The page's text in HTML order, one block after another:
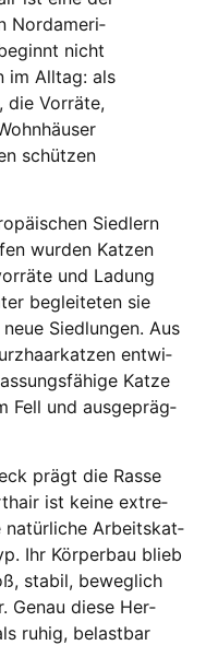
Nord­ame­ri­
nicht
im All­tag: als
die Vor­rä­te,
schüt­zen
Sied­lern
wur­den Kat­zen
und Ladung
beglei­te­ten sie
Sied­lun­gen. Aus
ent­wi­
Kat­ze
Fell und aus­ge­präg­
prägt die Ras­se
ist kei­ne extre­
natür­li­che Arbeits­kat­
Ihr Kör­per­bau blieb
sta­bil, beweg­lich
Genau die­se Her­
ruhig, belast­bar